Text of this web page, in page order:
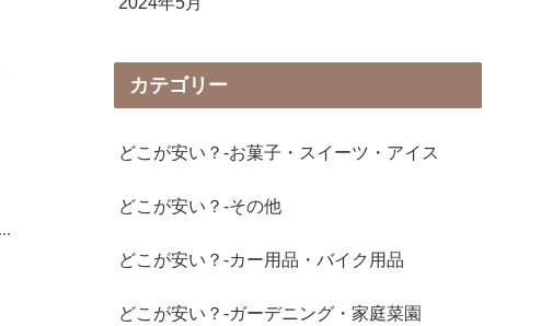
カテゴリー
どこが安い？-お菓子・スイーツ・アイス
どこが安い？-その他
どこが安い？-カー用品・バイク用品
どこが安い？-ガーデニング・家庭菜園